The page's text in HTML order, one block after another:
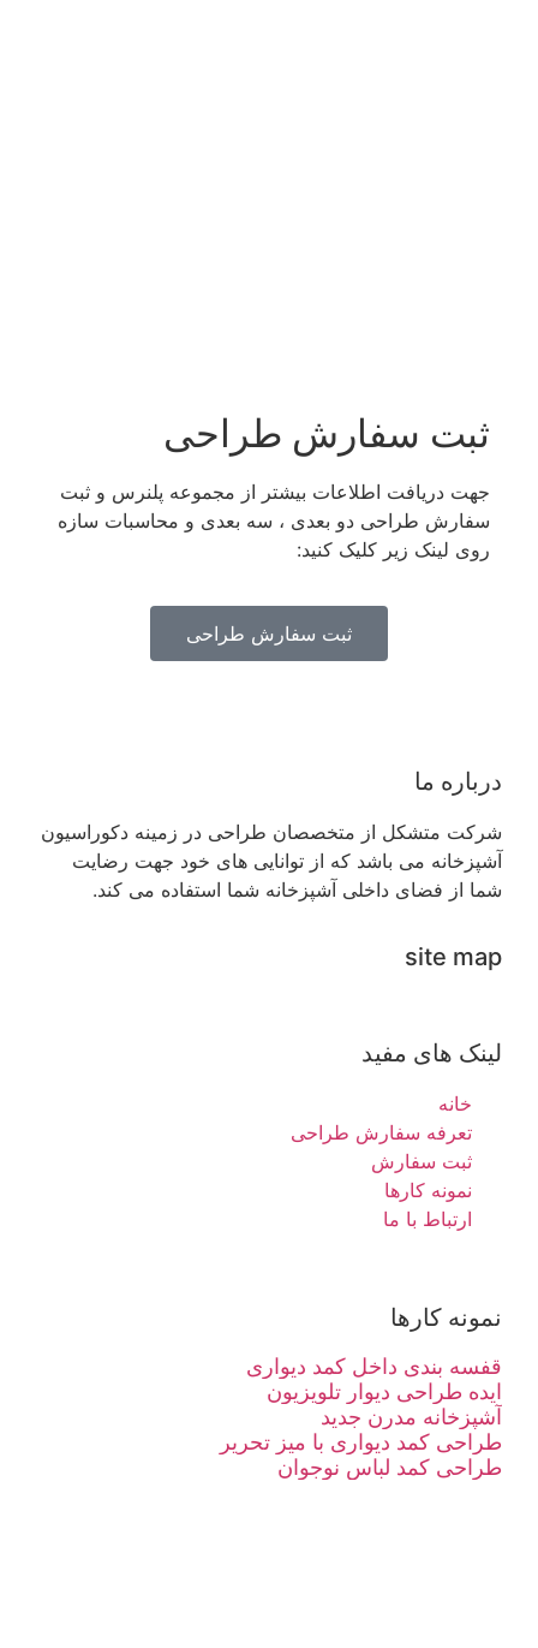
ثبت سفارش طراحی​
جهت دریافت اطلاعات بیشتر از مجموعه پلنرس و ثبت
سفارش طراحی دو بعدی ، سه بعدی و محاسبات سازه
روی لینک زیر کلیک کنید:
ثبت سفارش طراحی
درباره ما
شرکت متشکل از متخصصان طراحی در زمینه دکوراسیون
آشپزخانه می باشد که از توانایی های خود جهت رضایت
شما از فضای داخلی آشپزخانه شما استفاده می کند.
site map
لینک های مفید
خانه
تعرفه سفارش طراحی
ثبت سفارش
نمونه کارها
ارتباط با ما
نمونه کارها
قفسه بندی داخل کمد دیواری
ایده طراحی دیوار تلویزیون
آشپزخانه مدرن جدید
طراحی کمد دیواری با میز تحریر
طراحی کمد لباس نوجوان